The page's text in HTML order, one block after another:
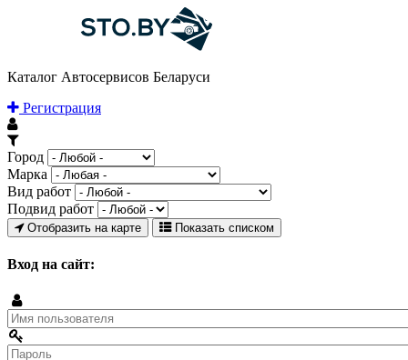
Каталог Автосервисов Беларуси
Регистрация
Город
Марка
Вид работ
Подвид работ
Отобразить на карте Показать списком
Вход на сайт: